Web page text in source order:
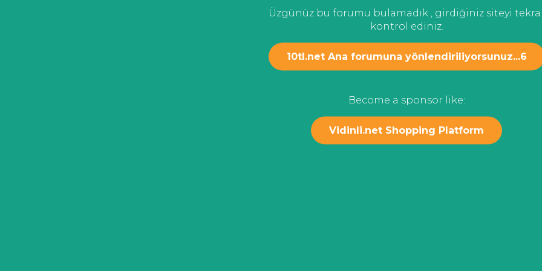
Üzgünüz bu forumu bulamadık , girdiğiniz siteyi
kontrol ediniz.
10tl.net Ana forumuna yönlendiriliyorsunuz...6
Become a sponsor like:
Vidinli.net Shopping Platform